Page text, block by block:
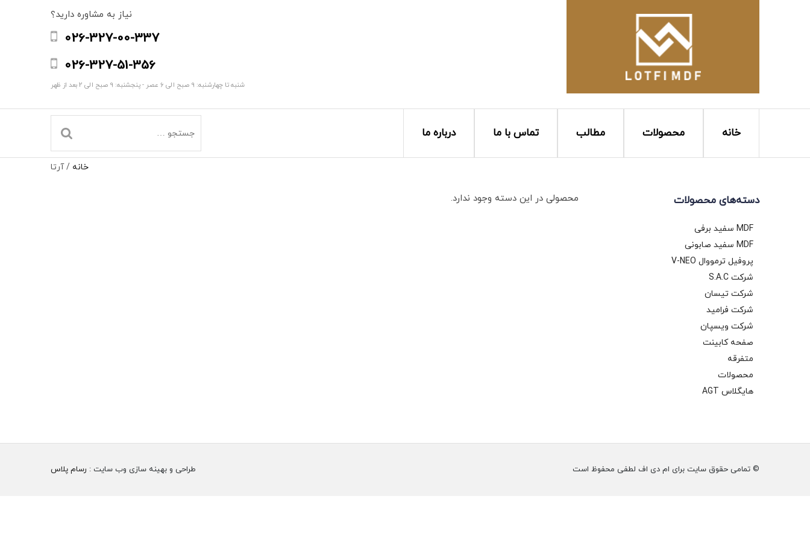
نیاز به مشاوره دارید؟
026-327-00-337
026-327-51-356
شنبه تا چهارشنبه: 9 صبح الی 6 عصر - پنجشنبه: 9 صبح الی 2 بعد از ظهر
خانه محصولات مطالب تماس با ما درباره ما
خانه /آرتا
دسته‌های محصولات
MDF سفید برفی
MDF سفید صابونی
پروفیل ترمووال V-NEO
شرکت S.A.C
شرکت تیسان
شرکت فرامید
شرکت ویسپان
صفحه کابینت
متفرقه
محصولات
هایگلاس AGT
محصولی در این دسته وجود ندارد.
© تمامی حقوق سایت برای ام دی اف لطفی محفوظ است طراحی و بهینه سازی وب سایت : رسام پلاس